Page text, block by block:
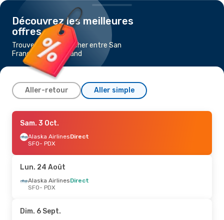
Découvrez les meilleures
offres
Trouvez un vol pas cher entre San
Francisco et Portland
Aller-retour Aller simple
Dim. 6 Sept.
Alaska AirlinesDirect
SFO- PDX
PDX- SFO
Sam. 3 Oct.
Alaska AirlinesDirect
SFO- PDX
Lun. 24 Août
Alaska AirlinesDirect
SFO- PDX
Dim. 6 Sept.